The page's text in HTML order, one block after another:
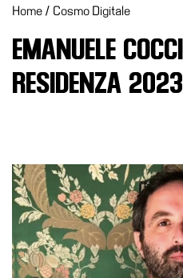
Eventi
Archivi
del
Museo
Accessibilità
Educazione
Educazione
News
Home / Cosmo Digitale
EMANUELE
RESIDENZA 2023